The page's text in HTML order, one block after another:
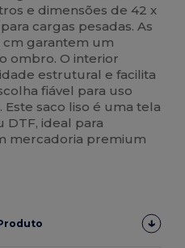
e dimensões de 42 x
cargas pesadas. As
cm garantem um
ombro. O interior
estrutural e facilita
fiável para uso
saco liso é uma tela
DTF, ideal para
mercadoria premium